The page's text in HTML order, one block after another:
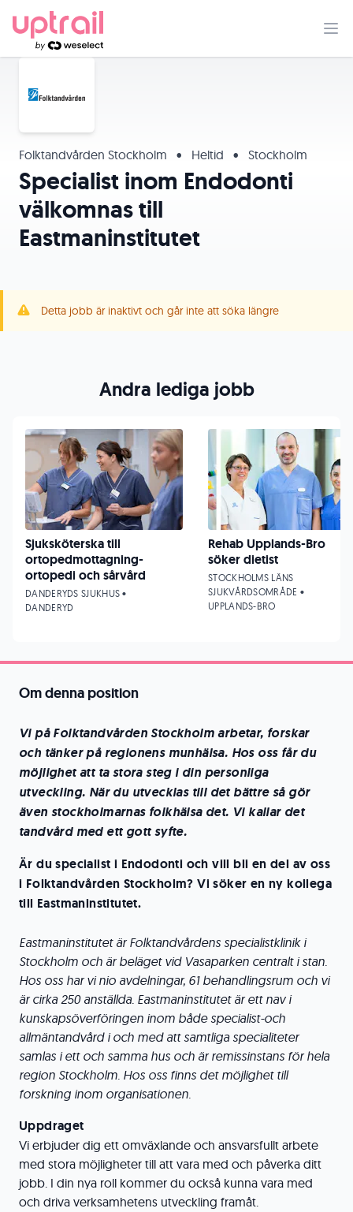
Folktandvården Stockholm • Heltid • Stockholm
Specialist inom Endodonti
välkomnas till
Eastmaninstitutet
Detta jobb är inaktivt och går inte att söka längre
Om denna position
Vi på Folktandvården Stockholm arbetar, forskar
och tänker på regionens munhälsa. Hos oss får du
möjlighet att ta stora steg i din personliga
utveckling. När du utvecklas till det bättre så gör
även stockholmarnas folkhälsa det. Vi kallar det
tandvård med ett gott syfte.
Är du specialist i Endodonti och vill bli en del av oss
i Folktandvården Stockholm? Vi söker en ny kollega
till Eastmaninstitutet.
Eastmaninstitutet är Folktandvårdens specialistklinik i
Stockholm och är beläget vid Vasaparken centralt i stan.
Hos oss har vi nio avdelningar, 61 behandlingsrum och vi
är cirka 250 anställda. Eastmaninstitutet är ett nav i
kunskapsöverföringen inom både specialist-och
allmäntandvård i och med att samtliga specialiteter
samlas i ett och samma hus och är remissinstans för hela
region Stockholm. Hos oss finns det möjlighet till
forskning inom organisationen.
Uppdraget
Vi erbjuder dig ett omväxlande och ansvarsfullt arbete
med stora möjligheter till att vara med och påverka ditt
jobb. I din nya roll kommer du också kunna vara med
och driva verksamhetens utveckling framåt.
Andra lediga jobb
Sjuksköterska till
ortopedmottagning-
ortopedi och sårvård
DANDERYDS SJUKHUS •
DANDERYD
Rehab Upplands-Bro
söker dietist
STOCKHOLMS LÄNS
SJUKVÅRDSOMRÅDE •
UPPLANDS-BRO